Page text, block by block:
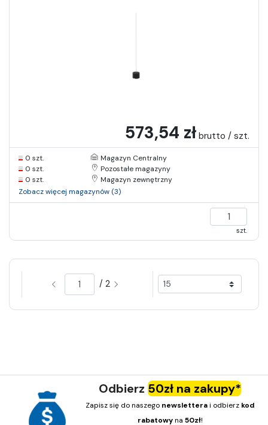
573,54 zł brutto / szt.
0 szt.
Magazyn Centralny
0 szt.
Pozostałe magazyny
0 szt.
Magazyn zewnętrzny
Zobacz więcej magazynów (3)
szt.
/ 2
Odbierz 50zł na zakupy*
Zapisz się do naszego newsletterai odbierz kod
rabatowyna 50zł!